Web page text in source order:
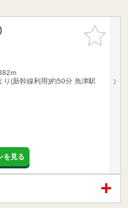
お気に入
りに追加
(新幹線利用)約50分 魚津駅
を見る